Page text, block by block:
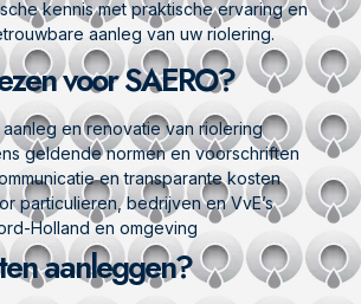
kennis met praktische ervaring en
aanleg van uw riolering.
voor SAERO?
aanleg en renovatie van riolering
geldende normen en voorschriften
en transparante kosten
particulieren, bedrijven en VvE’s
Holland en omgeving
aanleggen?